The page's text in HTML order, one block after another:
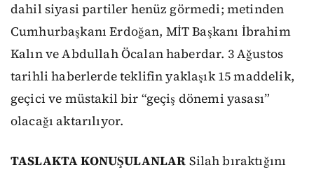
dahil siyasi partiler henüz görmedi; metinden
Cumhurbaşkanı Erdoğan, MİT Başkanı İbrahim
Kalın ve Abdullah Öcalan haberdar. 3 Ağustos
tarihli haberlerde teklifin yaklaşık 15 maddelik,
geçici ve müstakil bir “geçiş dönemi yasası”
olacağı aktarılıyor.
TASLAKTA KONUŞULANLAR Silah bıraktığını